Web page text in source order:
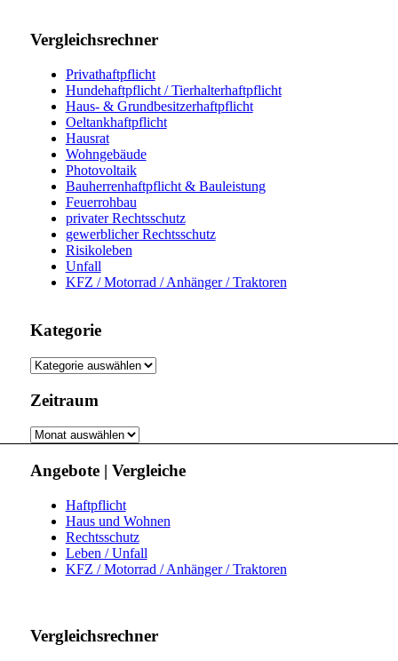
Vergleichsrechner
Privathaftpflicht
Hundehaftpflicht / Tierhalterhaftpflicht
Haus- & Grundbesitzerhaftpflicht
Oeltankhaftpflicht
Hausrat
Wohngebäude
Photovoltaik
Bauherrenhaftpflicht & Bauleistung
Feuerrohbau
privater Rechtsschutz
gewerblicher Rechtsschutz
Risikoleben
Unfall
KFZ / Motorrad / Anhänger / Traktoren
Kategorie
Kategorie
Zeitraum
Zeitraum
Angebote | Vergleiche
Haftpflicht
Haus und Wohnen
Rechtsschutz
Leben / Unfall
KFZ / Motorrad / Anhänger / Traktoren
Vergleichsrechner